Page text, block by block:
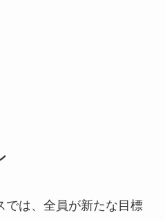
では、全員が新たな目標